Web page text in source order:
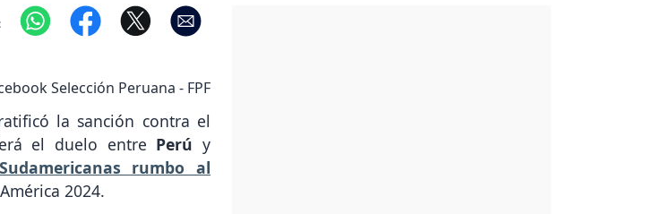
Selección Peruana - FPF
la sanción contra el
el duelo entre Perúy
rumbo al
2024.